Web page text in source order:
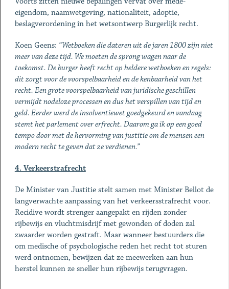
eigendom, naamwetgeving, nationaliteit, adoptie,
beslagverordening in het wetsontwerp Burgerlijk recht.
Koen Geens: “Wetboeken die dateren uit de jaren 1800 zijn niet
meer van deze tijd. We moeten de sprong wagen naar de
toekomst. De burger heeft recht op heldere wetboeken en regels:
dit zorgt voor de voorspelbaarheid en de kenbaarheid van het
recht. Een grote voorspelbaarheid van juridische geschillen
vermijdt nodeloze processen en dus het verspillen van tijd en
geld. Eerder werd de insolventiewet goedgekeurd en vandaag
stemt het parlement over erfrecht. Daarom ga ik op een goed
tempo door met de hervorming van justitie om de mensen een
modern recht te geven dat ze verdienen.”
4. Verkeerstrafrecht
De Minister van Justitie stelt samen met Minister Bellot de
langverwachte aanpassing van het verkeersstrafrecht voor.
Recidive wordt strenger aangepakt en rijden zonder
rijbewijs en vluchtmisdrijf met gewonden of doden zal
zwaarder worden gestraft. Maar wanneer bestuurders die
om medische of psychologische reden het recht tot sturen
werd ontnomen, bewijzen dat ze meewerken aan hun
herstel kunnen ze sneller hun rijbewijs terugvragen.